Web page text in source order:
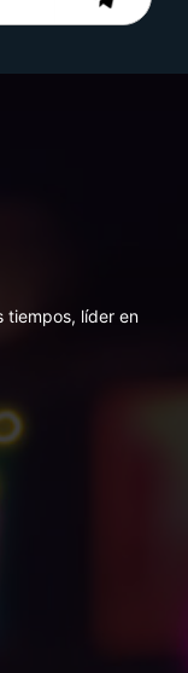
tiempos, líder en